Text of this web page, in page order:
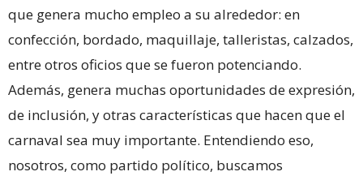
que genera mucho empleo a su alrededor: en
confección, bordado, maquillaje, talleristas, calzados,
entre otros oficios que se fueron potenciando.
Además, genera muchas oportunidades de expresión,
de inclusión, y otras características que hacen que el
carnaval sea muy importante. Entendiendo eso,
nosotros, como partido político, buscamos